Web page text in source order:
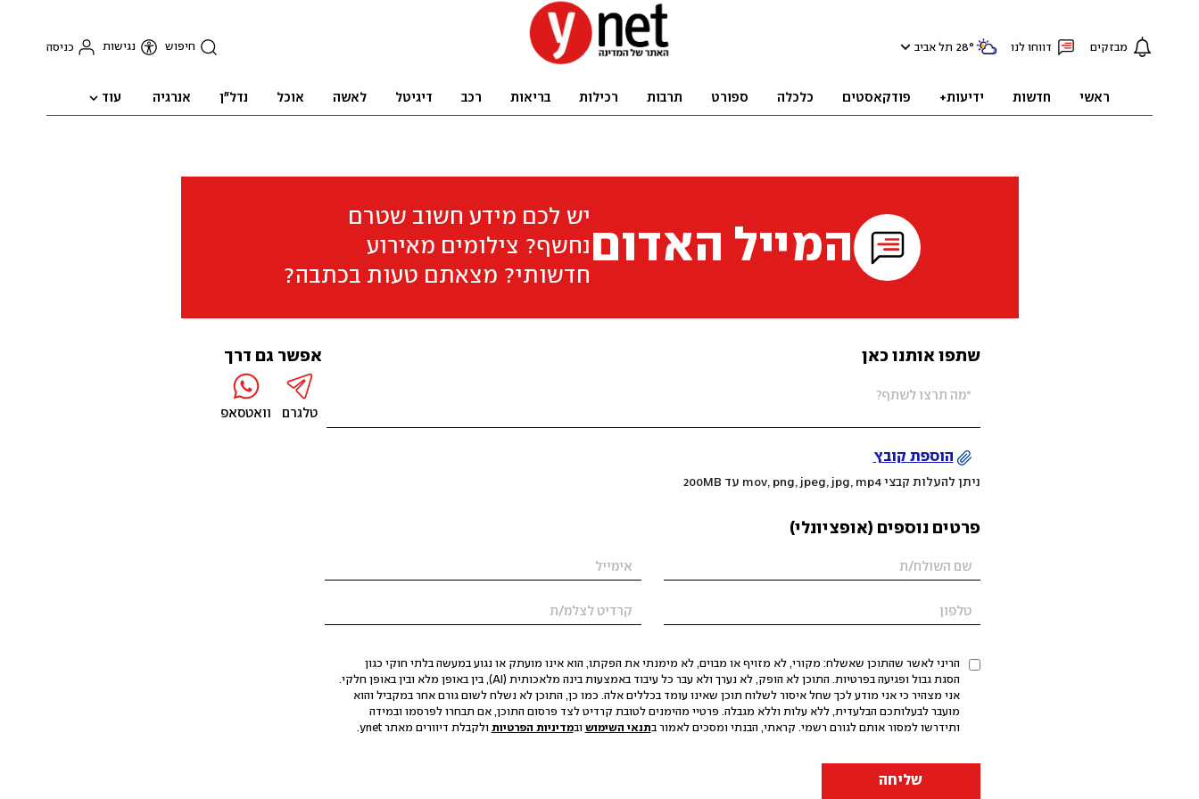
מבזקים דווחו לנו 28° תל אביב חיפוש נגישות כניסה
ראשי חדשות ידיעות+ פודקאסטים כלכלה ספורט תרבות רכילות בריאות רכב דיגיטל לאשה אוכל נדל"ן אנרגיה עוד
המייל האדום
יש לכם מידע חשוב שטרם
נחשף? צילומים מאירוע
חדשותי? מצאתם טעות בכתבה?
שתפו אותנו כאן
הוספת קובץ
ניתן להעלות קבצי mov, png, jpeg, jpg, mp4 עד 200MB
פרטים נוספים (אופציונלי)
הריני לאשר שהתוכן שאשלח: מקורי, לא מזויף או מבוים, לא מימנתי את הפקתו, הוא אינו מועתק או נגוע במעשה בלתי חוקי כגון
הסגת גבול ופגיעה בפרטיות. התוכן לא הופק, לא נערך ולא עבר כל עיבוד באמצעות בינה מלאכותית (AI), בין באופן מלא ובין באופן חלקי.
אני מצהיר כי אני מודע לכך שחל איסור לשלוח תוכן שאינו עומד בכללים אלה. כמו כן, התוכן לא נשלח לשום גורם אחר במקביל והוא
מועבר לבעלותכם הבלעדית, ללא עלות וללא מגבלה. פרטיי מהימנים לטובת קרדיט לצד פרסום התוכן, אם תבחרו לפרסמו ובמידה
ותידרשו למסור אותם לגורם רשמי. קראתי, הבנתי ומסכים לאמור בתנאי השימוש ובמדיניות הפרטיות ולקבלת דיוורים מאתר ynet.
שליחה
אפשר גם דרך
טלגרם וואטסאפ